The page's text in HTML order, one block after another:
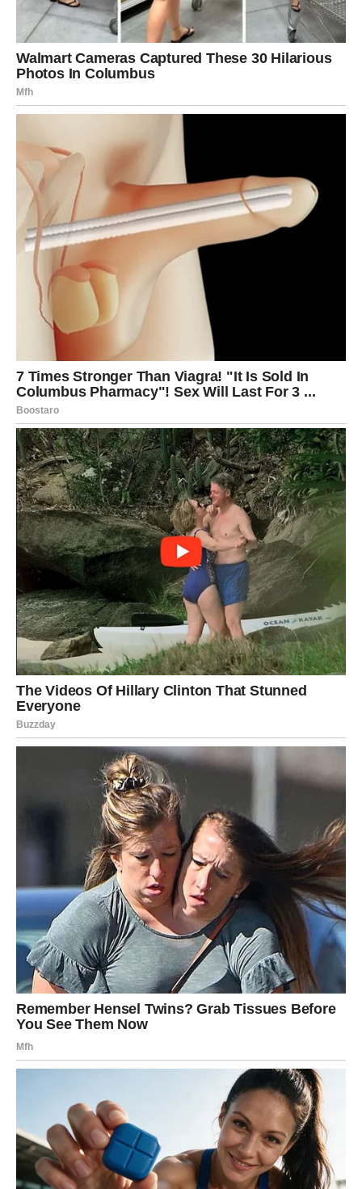
VAGA
Vage imaju jedan od najintenzivnijih dana u mesecu.
Sve što ste gurali pod tepih – danas izlazi. Ali to je dobro,
jer donosi mir, a ne dramu.
U vezi – moguće su važne odluke. Partner otkriva nešto
što će vas iznenaditi, možda čak i dirnuti.
Slobodne Vage – reč, poruka ili poziv danas menja tok
dana i donosi vam osećaj da niste sami.
Ljubavni preokret:
istina koju danas čujete pokreće vas
da doneste odluku koja će vas voditi ka većoj sreći.
ŠKORPIJA
Za Škorpije je 25. novembar dan razotkrivanja skrivenog.
Neko vam nešto priznaje – bilo ljubav, bilo grešku, bilo
strah.
Ovo je dan kada više ništa ne može ostati tajna.
Ako ste u vezi – partner želi da bude 100% iskren.
Slobodne Škorpije – neočekivani kontakt iz prošlosti
može vas iznenaditi, ali i otvoriti staru priču koja još nije
Ljubavni preokret:istina koja dolazi danas otključava
vaše srce – i oslobađa vas od sumnji.
STRELAC
Strelčevi danas dobijaju jasniju sliku o jednoj osobi.
Ovo je dan kada konačno shvatate zašto se neko ponašao
čudno ili povučeno.
Biće to prijatno otkriće, jer osoba ne beži od vas – već od
sopstvenih osećanja.
U vezi – partner vam otkriva planove, želje ili male tajne.
Slobodni – neočekivana istina vam otkriva ko vas potajno
Ljubavni preokret: onaj ko je ćutao – danas progovara.
JARAC